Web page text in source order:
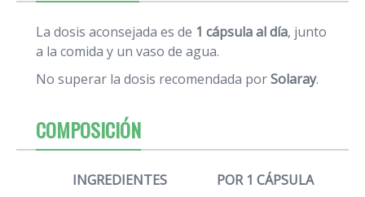
La dosis aconsejada es de 1 cápsula al día, junto
a la comida y un vaso de agua.
No superar la dosis recomendada porSolaray.
COMPOSICIÓN
INGREDIENTES POR 1 CÁPSULA